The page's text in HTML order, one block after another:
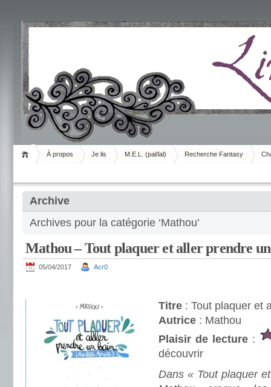
Livrement
À propos Je lis M.E.L. (pal/lal) Recherche Fantasy
Archive
Archives pour la catégorie ‘Mathou’
Mathou – Tout plaquer et aller prendre
05/04/2017 Acr0
Titre : Tout plaquer et
Autrice : Mathou
Plaisir de lecture :
découvrir
Dans « Tout plaquer